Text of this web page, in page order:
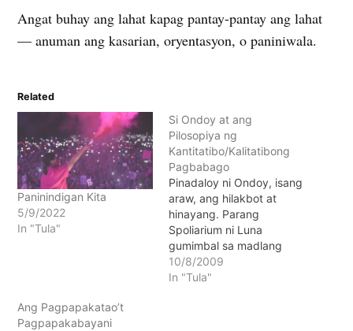
Angat buhay ang lahat kapag pantay-pantay ang lahat
— anuman ang kasarian, oryentasyon, o paniniwala.
Related
Paninindigan Kita
5/9/2022
In "Tula"
Si Ondoy at ang
Pilosopiya ng
Kantitatibo/Kalitatibong
Pagbabago
Pinadaloy ni Ondoy, isang
araw, ang hilakbot at
hinayang. Parang
Spoliarium ni Luna
gumimbal sa madlang
nakakita ang mga
larawan: Mga patak ng
10/8/2009
In "Tula"
Ang Pagpapakatao’t
Pagpapakabayani